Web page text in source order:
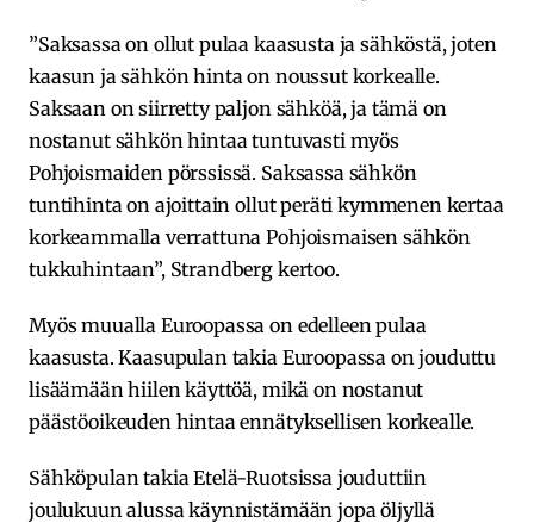
”Saksassa on ollut pulaa kaasusta ja sähköstä, joten
kaasun ja sähkön hinta on noussut korkealle.
Saksaan on siirretty paljon sähköä, ja tämä on
nostanut sähkön hintaa tuntuvasti myös
Pohjoismaiden pörssissä. Saksassa sähkön
tuntihinta on ajoittain ollut peräti kymmenen kertaa
korkeammalla verrattuna Pohjoismaisen sähkön
tukkuhintaan”, Strandberg kertoo.
Myös muualla Euroopassa on edelleen pulaa
kaasusta. Kaasupulan takia Euroopassa on jouduttu
lisäämään hiilen käyttöä, mikä on nostanut
päästöoikeuden hintaa ennätyksellisen korkealle.
Sähköpulan takia Etelä-Ruotsissa jouduttiin
joulukuun alussa käynnistämään jopa öljyllä